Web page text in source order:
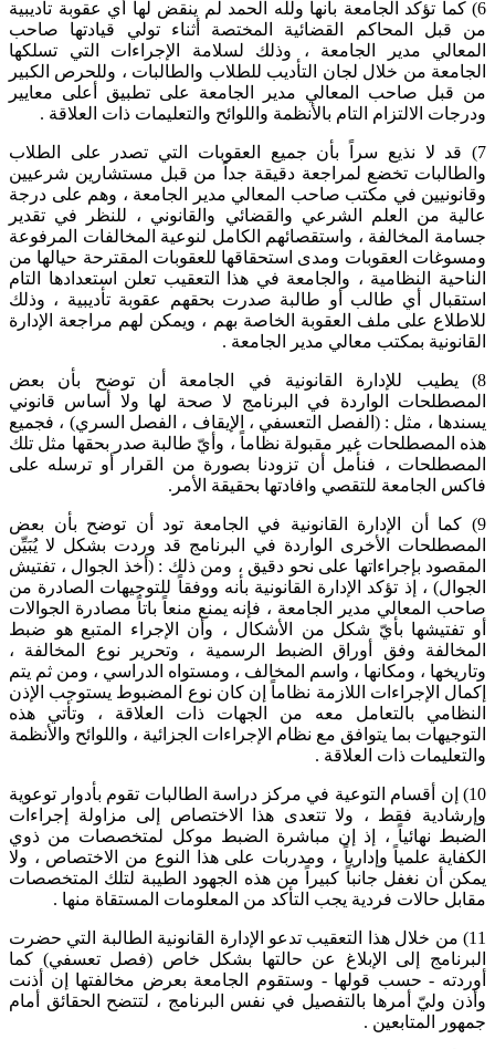
6) كما تؤكد الجامعة بأنها ولله الحمد لم ينقض لها أي عقوبة تأديبية
من قبل المحاكم القضائية المختصة أثناء تولي قيادتها صاحب
المعالي مدير الجامعة ، وذلك لسلامة الإجراءات التي تسلكها
الجامعة من خلال لجان التأديب للطلاب والطالبات ، وللحرص الكبير
من قبل صاحب المعالي مدير الجامعة على تطبيق أعلى معايير
ودرجات الالتزام التام بالأنظمة واللوائح والتعليمات ذات العلاقة .
7) قد لا نذيع سراً بأن جميع العقوبات التي تصدر على الطلاب
والطالبات تخضع لمراجعة دقيقة جداً من قبل مستشارين شرعيين
وقانونيين في مكتب صاحب المعالي مدير الجامعة ، وهم على درجة
عالية من العلم الشرعي والقضائي والقانوني ، للنظر في تقدير
جسامة المخالفة ، واستقصائهم الكامل لنوعية المخالفات المرفوعة
ومسوغات العقوبات ومدى استحقاقها للعقوبات المقترحة حيالها من
الناحية النظامية ، والجامعة في هذا التعقيب تعلن استعدادها التام
استقبال أي طالب أو طالبة صدرت بحقهم عقوبة تأديبية ، وذلك
للاطلاع على ملف العقوبة الخاصة بهم ، ويمكن لهم مراجعة الإدارة
القانونية بمكتب معالي مدير الجامعة .
8) يطيب للإدارة القانونية في الجامعة أن توضح بأن بعض
المصطلحات الواردة في البرنامج لا صحة لها ولا أساس قانوني
يسندها ، مثل : (الفصل التعسفي ، الإيقاف ، الفصل السري) ، فجميع
هذه المصطلحات غير مقبولة نظاماً ، وأيّ طالبة صدر بحقها مثل تلك
المصطلحات ، فنأمل أن تزودنا بصورة من القرار أو ترسله على
فاكس الجامعة للتقصي وافادتها بحقيقة الأمر.
9) كما أن الإدارة القانونية في الجامعة تود أن توضح بأن بعض
المصطلحات الأخرى الواردة في البرنامج قد وردت بشكل لا يُبَيِّن
المقصود بإجراءاتها على نحو دقيق ، ومن ذلك : (أخذ الجوال ، تفتيش
الجوال) ، إذ تؤكد الإدارة القانونية بأنه ووفقاً للتوجيهات الصادرة من
صاحب المعالي مدير الجامعة ، فإنه يمنع منعاً باتاً مصادرة الجوالات
أو تفتيشها بأيّ شكل من الأشكال ، وأن الإجراء المتبع هو ضبط
المخالفة وفق أوراق الضبط الرسمية ، وتحرير نوع المخالفة ،
وتاريخها ، ومكانها ، واسم المخالف ، ومستواه الدراسي ، ومن ثم يتم
إكمال الإجراءات اللازمة نظاماً إن كان نوع المضبوط يستوجب الإذن
النظامي بالتعامل معه من الجهات ذات العلاقة ، وتأتي هذه
التوجيهات بما يتوافق مع نظام الإجراءات الجزائية ، واللوائح والأنظمة
والتعليمات ذات العلاقة .
10) إن أقسام التوعية في مركز دراسة الطالبات تقوم بأدوار توعوية
وإرشادية فقط ، ولا تتعدى هذا الاختصاص إلى مزاولة إجراءات
الضبط نهائياً ، إذ إن مباشرة الضبط موكل لمتخصصات من ذوي
الكفاية علمياً وإدارياً ، ومدربات على هذا النوع من الاختصاص ، ولا
يمكن أن نغفل جانباً كبيراً من هذه الجهود الطيبة لتلك المتخصصات
مقابل حالات فردية يجب التأكد من المعلومات المستقاة منها .
11) من خلال هذا التعقيب تدعو الإدارة القانونية الطالبة التي حضرت
البرنامج إلى الإبلاغ عن حالتها بشكل خاص (فصل تعسفي) كما
أوردته - حسب قولها - وستقوم الجامعة بعرض مخالفتها إن أذنت
وأذن وليّ أمرها بالتفصيل في نفس البرنامج ، لتتضح الحقائق أمام
جمهور المتابعين .